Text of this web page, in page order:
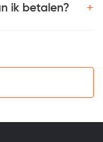
ik betalen? +